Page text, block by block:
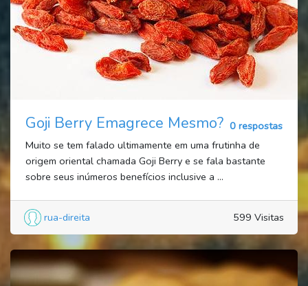
Goji Berry Emagrece Mesmo? 0 respostas
Muito se tem falado ultimamente em uma frutinha de
origem oriental chamada Goji Berry e se fala bastante
sobre seus inúmeros benefícios inclusive a ...
rua-direita 599 Visitas